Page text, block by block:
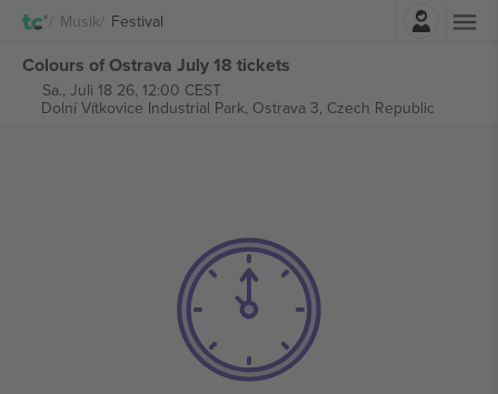
Musik Festival
Colours of Ostrava July 18 tickets
Sa., Juli 18 26, 12:00 CEST
Dolní Vítkovice Industrial Park, Ostrava 3, Czech Republic